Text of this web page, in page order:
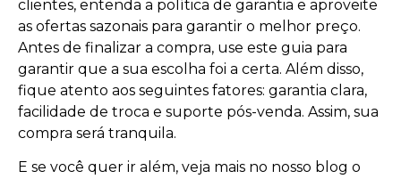
clientes, entenda a política de garantia e aproveite
as ofertas sazonais para garantir o melhor preço.
Antes de finalizar a compra, use este guia para
garantir que a sua escolha foi a certa. Além disso,
fique atento aos seguintes fatores: garantia clara,
facilidade de troca e suporte pós-venda. Assim, sua
compra será tranquila.
E se você quer ir além, veja mais no nosso blog o